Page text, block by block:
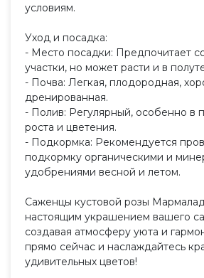
условиям.
Уход и посадка:
- Место посадки: Предпочитает
участки, но может расти и в
- Почва: Легкая, плодородная,
дренированная.
- Полив: Регулярный, особенно в
роста и цветения.
- Подкормка: Рекомендуется
подкормку органическими и
удобрениями весной и летом.
Саженцы кустовой розы
настоящим украшением вашего
создавая атмосферу уюта и
прямо сейчас и наслаждайтесь
удивительных цветов!